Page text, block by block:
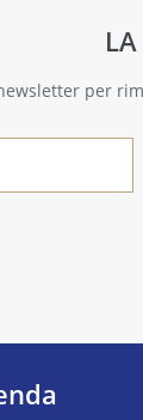
per